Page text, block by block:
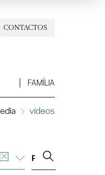
CONTACTOS
FAMÍLIA
vídeos